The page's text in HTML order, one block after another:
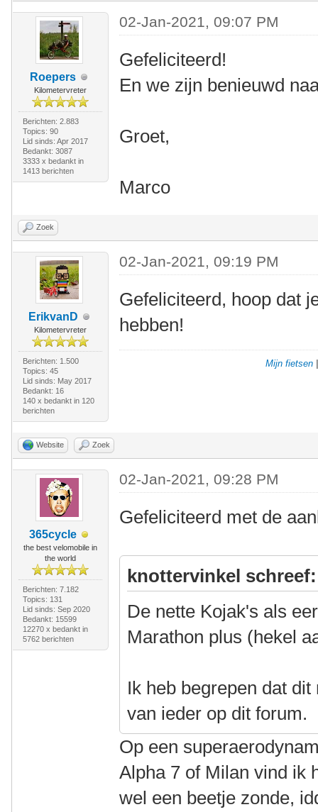
Roepers
Kilometervreter
Berichten: 2.883
Topics: 90
Lid sinds: Apr 2017
Bedankt: 3087
3333 x bedankt in
1413 berichten
02-Jan-2021, 09:07 PM
Gefeliciteerd!
En we zijn benieuwd
Groet,
Marco
Zoek
ErikvanD
Kilometervreter
Berichten: 1.500
Topics: 45
Lid sinds: May 2017
Bedankt: 16
140 x bedankt in 120
berichten
02-Jan-2021, 09:19 PM
Gefeliciteerd, hoop dat
hebben!
Mijn fietsen
Website Zoek
365cycle
the best velomobile in
the world
Berichten: 7.182
Topics: 131
Lid sinds: Sep 2020
Bedankt: 15599
12270 x bedankt in
5762 berichten
02-Jan-2021, 09:28 PM
Gefeliciteerd met de
knottervinkel schreef:
De nette Kojak's als
Marathon plus (hekel
Ik heb begrepen dat
van ieder op dit forum.
Op een
Alpha 7 of Milan vind ik
wel een beetje zonde,